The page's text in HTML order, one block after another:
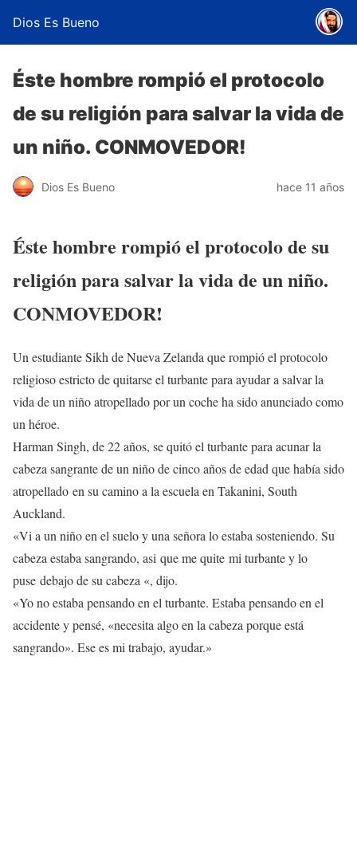
Dios Es Bueno
Éste hombre rompió el protocolo
de su religión para salvar la vida de
un niño. CONMOVEDOR!
Dios Es Bueno hace 11 años
Éste hombre rompió el protocolo de su
religión para salvar la vida de un niño.
CONMOVEDOR!
Un estudiante Sikh de Nueva Zelanda que rompió el protocolo
religioso estricto de quitarse el turbante para ayudar a salvar la
vida de un niño atropellado por un coche ha sido anunciado como
un héroe.
Harman Singh, de 22 años, se quitó el turbante para acunar la
cabeza sangrante de un niño de cinco años de edad que había sido
atropellado en su camino a la escuela en Takanini, South
Auckland.
«Vi a un niño en el suelo y una señora lo estaba sosteniendo. Su
cabeza estaba sangrando, asi que me quite mi turbante y lo
puse debajo de su cabeza «, dijo.
«Yo no estaba pensando en el turbante. Estaba pensando en el
accidente y pensé, «necesita algo en la cabeza porque está
sangrando». Ese es mi trabajo, ayudar.»